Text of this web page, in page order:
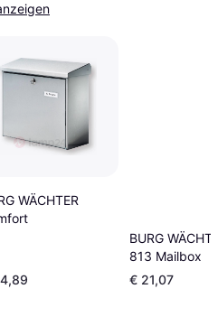
WÄCHTER
BURG
813 Mailbox
€ 21,07